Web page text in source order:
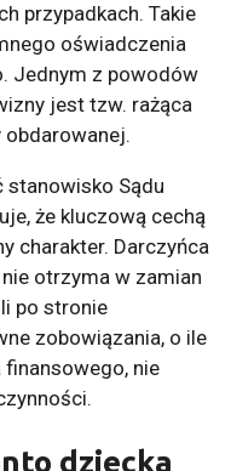
przypadkach. Takie
oświadczenia
Jednym z powodów
jest tzw. rażąca
stanowisko Sądu
że kluczową cechą
charakter. Darczyńca
otrzyma w zamian
po stronie
zobowiązania, o ile
finansowego, nie
dziecka